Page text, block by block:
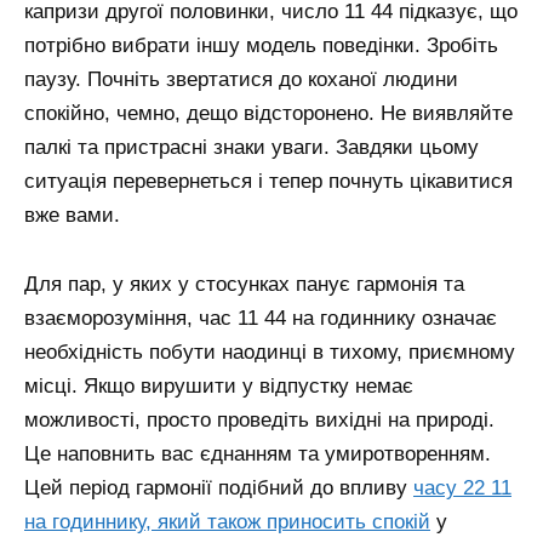
капризи другої половинки, число 11 44 підказує, що
потрібно вибрати іншу модель поведінки. Зробіть
паузу. Почніть звертатися до коханої людини
спокійно, чемно, дещо відсторонено. Не виявляйте
палкі та пристрасні знаки уваги. Завдяки цьому
ситуація перевернеться і тепер почнуть цікавитися
вже вами.
Для пар, у яких у стосунках панує гармонія та
взаєморозуміння, час 11 44 на годиннику означає
необхідність побути наодинці в тихому, приємному
місці. Якщо вирушити у відпустку немає
можливості, просто проведіть вихідні на природі.
Це наповнить вас єднанням та умиротворенням.
Цей період гармонії подібний до впливу часу 22 11
на годиннику, який також приносить спокій у